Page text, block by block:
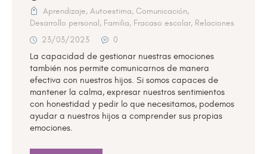
Aprendizaje, Autoestima, Comunicación,
Desarrollo personal , Familia, Fracaso escolar, Relaciones
23/03/2023
0
La capacidad de gestionar nuestras emociones
también nos permite comunicarnos de manera
efectiva con nuestros hijos. Si somos capaces de
mantener la calma, expresar nuestros sentimientos
con honestidad y pedir lo que necesitamos, podemos
ayudar a nuestros hijos a comprender sus propias
emociones.